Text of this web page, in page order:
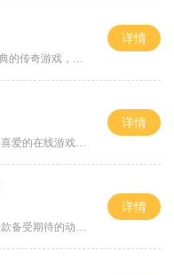
传奇世界手游私sf是一款非常经典的传奇游戏，在手机平台上呈现了经典的MMORPG游戏体验。游戏以优美的画面、刺激的战斗和丰富的玩法而闻名，，玩家将扮演勇敢的英雄，探索广阔的游
详情
传奇世界发布网是一款备受玩家喜爱的在线游戏。作为一款已经运营多年的游戏，传奇世界积累了大量的忠实玩家群体。这款游戏以其丰富多样的玩法和独特的游戏设定而受到玩家的喜
详情
传奇世界带元神手游官方网是一款备受期待的动作角色扮演类游戏，由著名游戏开发商研发。这款游戏以传奇世界为背景，结合元神系统，带给玩家全新的游戏体验。下面我们就来具体
详情